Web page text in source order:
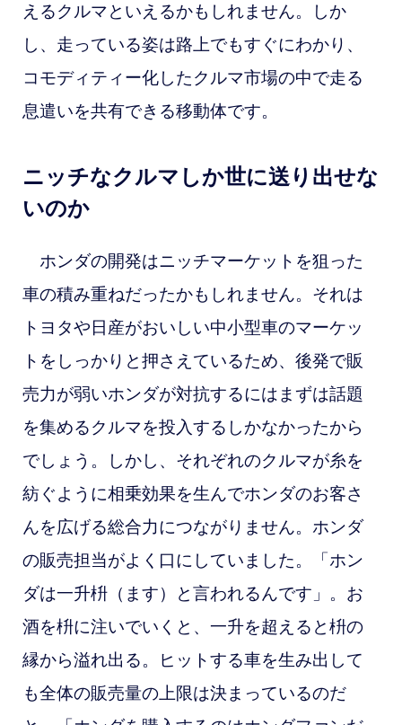
えるクルマといえるかもしれません。しか
し、走っている姿は路上でもすぐにわかり、
コモディティー化したクルマ市場の中で走る
息遣いを共有できる移動体です。
ニッチなクルマしか世に送り出せな
いのか
ホンダの開発はニッチマーケットを狙った
車の積み重ねだったかもしれません。それは
トヨタや日産がおいしい中小型車のマーケッ
トをしっかりと押さえているため、後発で販
売力が弱いホンダが対抗するにはまずは話題
を集めるクルマを投入するしかなかったから
でしょう。しかし、それぞれのクルマが糸を
紡ぐように相乗効果を生んでホンダのお客さ
んを広げる総合力につながりません。ホンダ
の販売担当がよく口にしていました。「ホン
ダは一升枡（ます）と言われるんです」。お
酒を枡に注いでいくと、一升を超えると枡の
縁から溢れ出る。ヒットする車を生み出して
も全体の販売量の上限は決まっているのだ